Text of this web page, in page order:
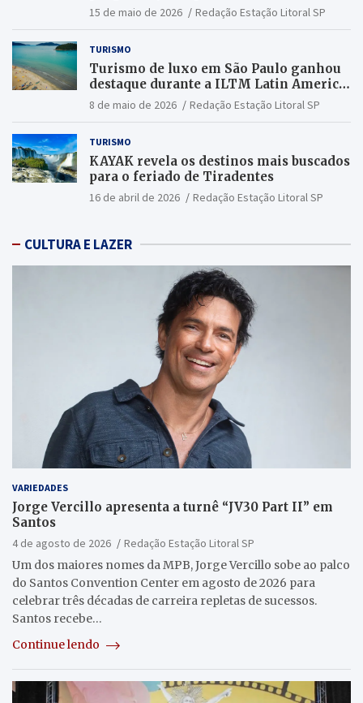
15 de maio de 2026 Redação Estação Litoral SP
TURISMO
Turismo de luxo em São Paulo ganhou
destaque durante a ILTM Latin America
2026
8 de maio de 2026 Redação Estação Litoral SP
TURISMO
KAYAK revela os destinos mais buscados
para o feriado de Tiradentes
16 de abril de 2026 Redação Estação Litoral SP
CULTURA E LAZER
VARIEDADES
Jorge Vercillo apresenta a turnê “JV30 Part II” em
Santos
4 de agosto de 2026
Redação Estação Litoral SP
Um dos maiores nomes da MPB, Jorge Vercillo sobe ao palco
do Santos Convention Center em agosto de 2026 para
celebrar três décadas de carreira repletas de sucessos.
Santos recebe…
Continue lendo